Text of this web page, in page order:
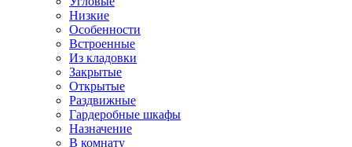
Низкие
Особенности
Встроенные
Из кладовки
Закрытые
Открытые
Раздвижные
Гардеробные шкафы
Назначение
В комнату